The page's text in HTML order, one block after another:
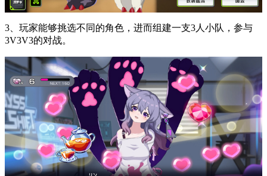
3、玩家能够挑选不同的角色，进而组建一支3人小队，参与
3V3V3的对战。